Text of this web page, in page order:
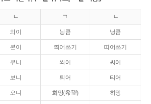
ㄴ ㄱ ㄴ
의이 닁큼 닝큼
본이 띄어쓰기 띠어쓰기
무니 씌어 씨어
보니 틔어 티어
오니 희망(希望) 히망